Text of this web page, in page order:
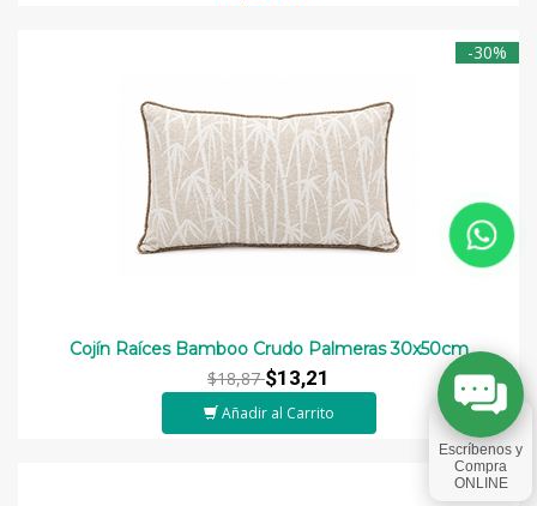
-30%
Cojín Raíces Bamboo Crudo Palmeras 30x50cm
$18,87$13,21
Añadir al Carrito
-30%